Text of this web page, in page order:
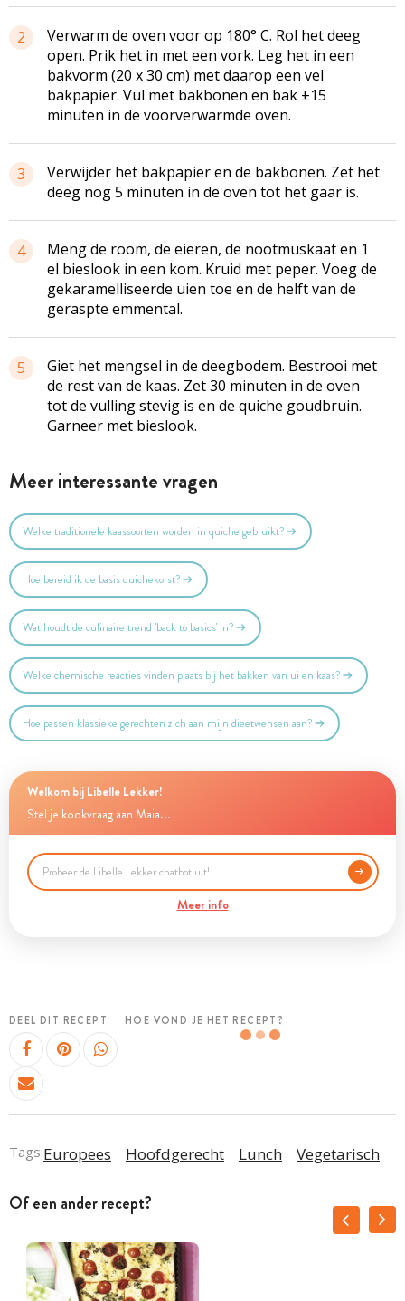
2
Verwarm de oven voor op 180° C. Rol het deeg
open. Prik het in met een vork. Leg het in een
bakvorm (20 x 30 cm) met daarop een vel
bakpapier. Vul met bakbonen en bak ±15
minuten in de voorverwarmde oven.
3 Verwijder het bakpapier en de bakbonen. Zet het
deeg nog 5 minuten in de oven tot het gaar is.
4
Meng de room, de eieren, de nootmuskaat en 1
el bieslook in een kom. Kruid met peper. Voeg de
gekaramelliseerde uien toe en de helft van de
geraspte emmental.
5
Giet het mengsel in de deegbodem. Bestrooi met
de rest van de kaas. Zet 30 minuten in de oven
tot de vulling stevig is en de quiche goudbruin.
Garneer met bieslook.
Meer interessante vragen
Welke traditionele kaassoorten worden in quiche gebruikt?
Hoe bereid ik de basis quichekorst?
Wat houdt de culinaire trend 'back to basics' in?
Welke chemische reacties vinden plaats bij het bakken van ui en kaas?
Hoe passen klassieke gerechten zich aan mijn dieetwensen aan?
Welkom bij Libelle Lekker!
Stel je kookvraag aan Maia...
Meer info
DEEL DIT RECEPT HOE VOND JE HET RECEPT?
Tags:Europees Hoofdgerecht Lunch Vegetarisch
Of een ander recept?